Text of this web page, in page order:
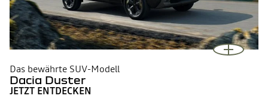
Das bewährte SUV-Modell
Dacia Duster
JETZT ENTDECKEN